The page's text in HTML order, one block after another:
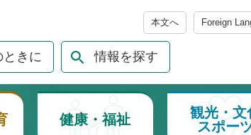
メニューを飛ばして本文へ
本文へ Foreign
ときに 情報を探す
健康・福祉
観光・文
スポー